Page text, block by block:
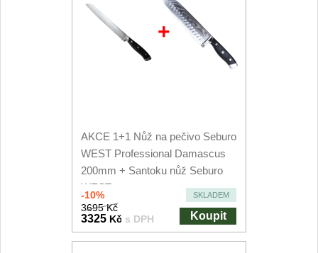
+
AKCE 1+1 Nůž na pečivo Seburo
WEST Professional Damascus
200mm + Santoku nůž Seburo
WEST...
-10% SKLADEM
3695 Kč
3325 Kč s DPH Koupit